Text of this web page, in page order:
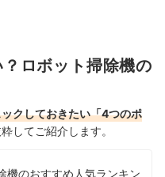
ロボット掃除機の
クしておきたい「4つのポ
してご紹介します。
機のおすすめ人気ランキン